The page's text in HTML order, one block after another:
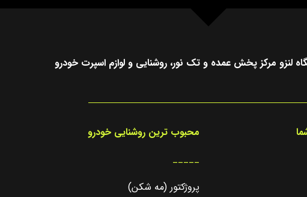
لنزو مرکز پخش عمده و تک نور، روشنایی و لوازم اسپرت خودرو
محبوب ترین روشنایی خودرو
_____
پروژکتور (مه شکن)